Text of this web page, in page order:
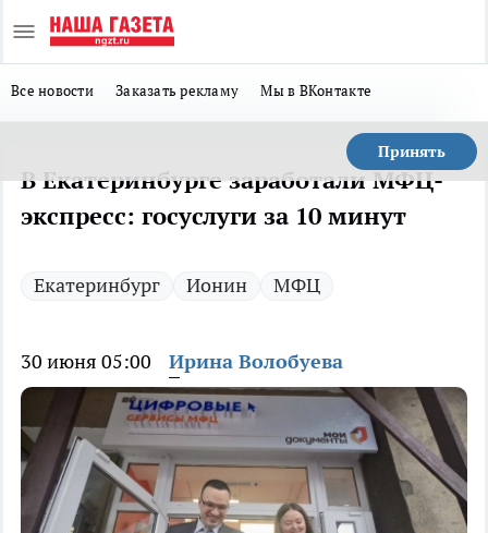
Все новости Заказать рекламу Мы в ВКонтакте
Принять
В Екатеринбурге заработали МФЦ-
экспресс: госуслуги за 10 минут
Екатеринбург Ионин МФЦ
30 июня 05:00 Ирина Волобуева